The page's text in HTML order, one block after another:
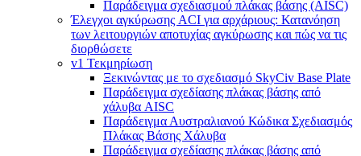
Παράδειγμα σχεδιασμού πλάκας βάσης (AISC)
Έλεγχοι αγκύρωσης ACI για αρχάριους: Κατανόηση
των λειτουργιών αποτυχίας αγκύρωσης και πώς να τις
διορθώσετε
v1 Τεκμηρίωση
Ξεκινώντας με το σχεδιασμό SkyCiv Base Plate
Παράδειγμα σχεδίασης πλάκας βάσης από
χάλυβα AISC
Παράδειγμα Αυστραλιανού Κώδικα Σχεδιασμός
Πλάκας Βάσης Χάλυβα
Παράδειγμα σχεδίασης πλάκας βάσης από